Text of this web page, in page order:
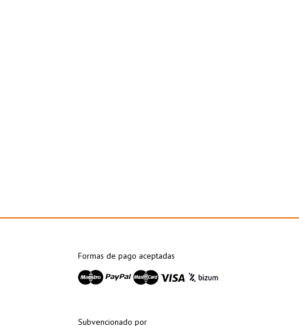
Formas de pago aceptadas
Subvencionado por